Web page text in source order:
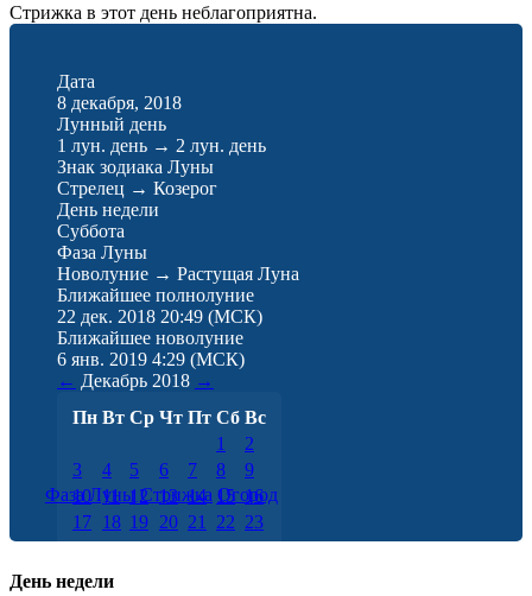
Стрижка в этот день неблагоприятна.
Дата
8 декабря, 2018
Лунный день
1 лун. день → 2 лун. день
Знак зодиака Луны
Стрелец → Козерог
День недели
Суббота
Фаза Луны
Новолуние → Растущая Луна
Ближайшее полнолуние
22 дек. 2018 20:49 (МСК)
Ближайшее новолуние
6 янв. 2019 4:29 (МСК)
← Декабрь 2018 →
Пн Вт Ср Чт Пт Сб Вс
1
2
3
4 5 6 7 8
9
10 11 12 13 14 15 16
17 18 19 20 21 22 23
24 25 26 27 28 29
30 31
Фаза Луны Стрижка Огород
День недели